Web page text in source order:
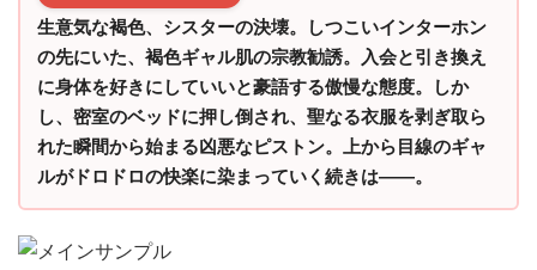
生意気な褐色、シスターの決壊。しつこいインターホン
の先にいた、褐色ギャル肌の宗教勧誘。入会と引き換え
に身体を好きにしていいと豪語する傲慢な態度。しか
し、密室のベッドに押し倒され、聖なる衣服を剥ぎ取ら
れた瞬間から始まる凶悪なピストン。上から目線のギャ
ルがドロドロの快楽に染まっていく続きは――。